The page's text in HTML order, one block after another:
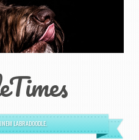
LABRADOODLE.